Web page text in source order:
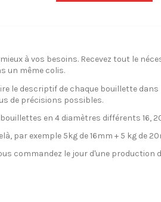
à vos besoins. Recevez tout le
un même colis.
le descriptif de chaque bouillette dans
de précisions possibles.
en 4 diamètres différents 16,
par exemple 5kg de 16mm + 5 kg de
commandez le jour d'une production